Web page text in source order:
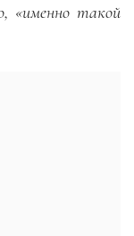
«именно такой